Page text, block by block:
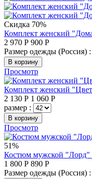
Скидка 70%
Комплект женский
2 970 Р 900 Р
Размер одежды (Россия) :
В корзину
Просмотр
Комплект женский
2 130 Р 1 060 Р
размер :
В корзину
Просмотр
51%
Костюм мужской
1 800 Р 890 Р
Размер одежды (Россия) :